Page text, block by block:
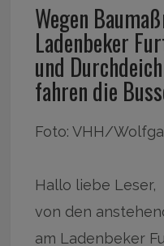
Wegen
Ladenbeker
und
fahren die
Foto: VHH/
Hallo liebe Leser,
von den
am Ladenbeker